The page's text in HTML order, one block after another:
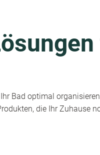
Bad optimal
die Ihr Zuhause